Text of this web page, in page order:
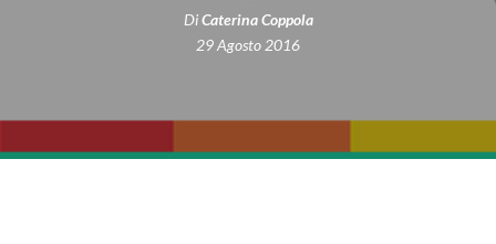
DiCaterina Coppola
29 Agosto 2016